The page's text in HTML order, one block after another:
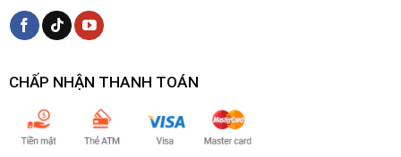
CHẤP NHẬN THANH TOÁN